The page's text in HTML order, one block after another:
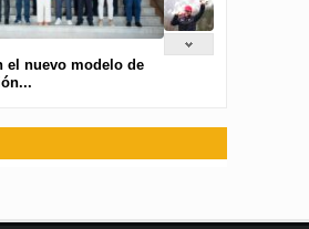
el nuevo modelo de